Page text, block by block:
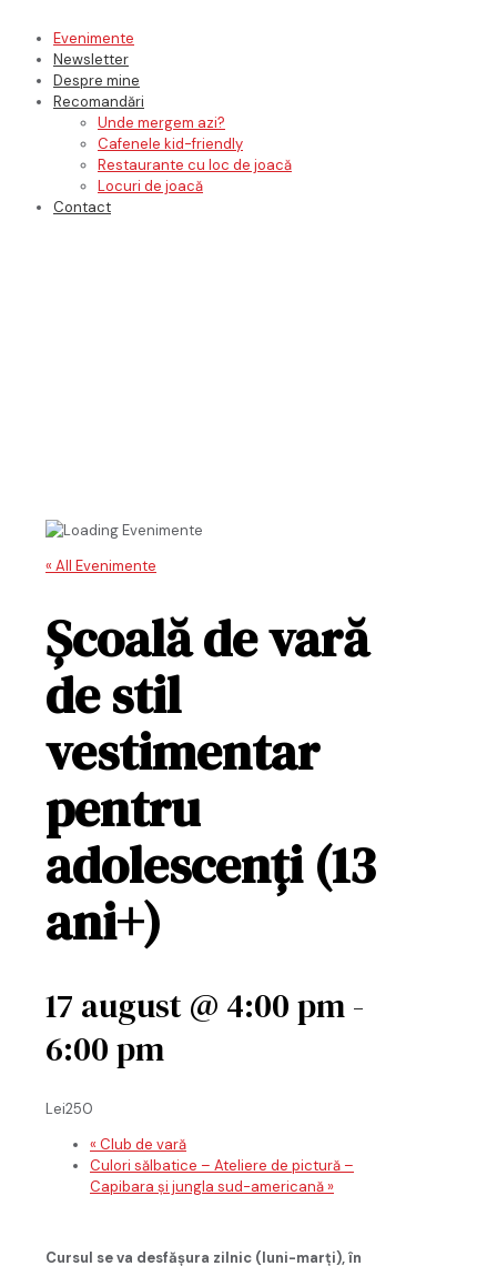
Evenimente
Newsletter
Despre mine
Recomandări
Unde mergem azi?
Cafenele kid-friendly
Restaurante cu loc de joacă
Locuri de joacă
Contact
« All Evenimente
Şcoală de vară
de stil
vestimentar
pentru
adolescenţi (13
ani+)
17 august @ 4:00 pm-
6:00 pm
Lei250
« Club de vară
Culori sălbatice – Ateliere de pictură –
Capibara și jungla sud-americană»
Cursul se va desfăşura zilnic (luni-marţi), în